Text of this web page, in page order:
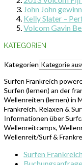
John John
Kelly Slater –
Volcom Gavin
KATEGORIEN
Kategorien
Surfen Frankreich
Surfen (lernen) an der
Wellenreiten (lernen) in
Frankreich. Relaxen &
Informationen über
Wellenreitcamps,
Wellenreit/Surf &
Surfen